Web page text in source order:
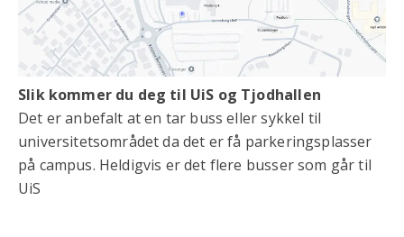
Slik kommer du deg til UiS og Tjodhallen
Det er anbefalt at en tar buss eller sykkel til
universitetsområdet da det er få parkeringsplasser
på campus. Heldigvis er det flere busser som går til
UiS